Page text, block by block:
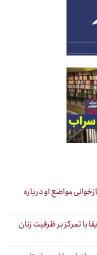
مواضع او درباره
با تمرکز بر ظرفیت زنان